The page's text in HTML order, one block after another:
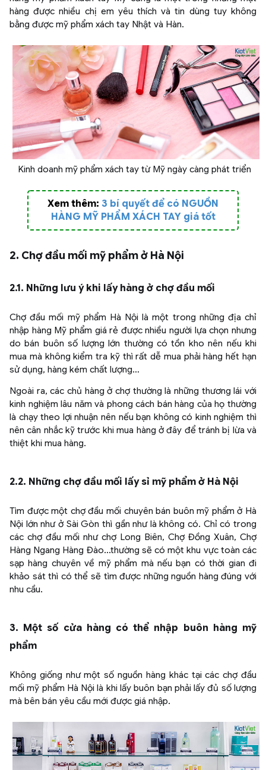
hàng được nhiều chị em yêu thích và tin dùng tuy không
bằng được mỹ phẩm xách tay Nhật và Hàn.
Kinh doanh mỹ phẩm xách tay từ Mỹ ngày càng phát triển
Xem thêm: 3 bí quyết để có NGUỒN
HÀNG MỸ PHẨM XÁCH TAY giá tốt
2. Chợ đầu mối mỹ phẩm ở Hà Nội
2.1. Những lưu ý khi lấy hàng ở chợ đầu mối
Chợ đầu mối mỹ phẩm Hà Nội là một trong những địa chỉ
nhập hàng Mỹ phẩm giá rẻ được nhiều người lựa chọn nhưng
do bán buôn số lượng lớn thường có tồn kho nên nếu khi
mua mà không kiểm tra kỹ thì rất dễ mua phải hàng hết hạn
sử dụng, hàng kém chất lượng…
Ngoài ra, các chủ hàng ở chợ thường là những thương lái với
kinh nghiệm lâu năm và phong cách bán hàng của họ thường
là chạy theo lợi nhuận nên nếu bạn không có kinh nghiệm thì
nên cân nhắc kỹ trước khi mua hàng ở đây để tránh bị lừa và
thiệt khi mua hàng.
2.2. Những chợ đầu mối lấy sỉ mỹ phẩm ở Hà Nội
Tìm được một chợ đầu mối chuyên bán buôn mỹ phẩm ở Hà
Nội lớn như ở Sài Gòn thì gần như là không có. Chỉ có trong
các chợ đầu mối như chợ Long Biên, Chợ Đồng Xuân, Chợ
Hàng Ngang Hàng Đào...thường sẽ có một khu vực toàn các
sạp hàng chuyên về mỹ phẩm mà nếu bạn có thời gian đi
khảo sát thì có thể sẽ tìm được những nguồn hàng đúng với
nhu cầu.
3. Một số cửa hàng có thể nhập buôn hàng mỹ
phẩm
Không giống như một số nguồn hàng khác tại các chợ đầu
mối mỹ phẩm Hà Nội là khi lấy buôn bạn phải lấy đủ số lượng
mà bên bán yêu cầu mới được giá nhập.